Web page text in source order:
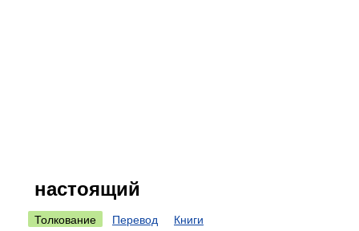
настоящий
Толкование Перевод Книги